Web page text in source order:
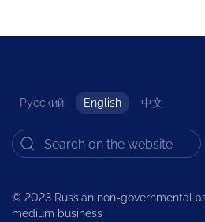
Русский English 中文
© 2023 Russian non-governmental
medium business